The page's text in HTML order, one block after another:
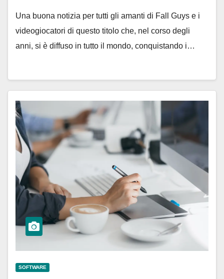
Una buona notizia per tutti gli amanti di Fall Guys e i
videogiocatori di questo titolo che, nel corso degli
anni, si è diffuso in tutto il mondo, conquistando i…
SOFTWARE